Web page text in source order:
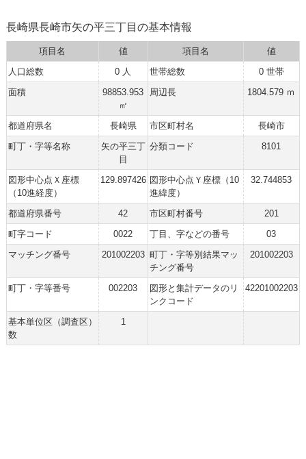
長崎県長崎市矢の平三丁目の基本情報
項目名 値 項目名
値
人口総数
0 人 世帯総数
0 世帯
面積
98853.953
㎡
周辺長 1804.579 ｍ
都道府県名 長崎県 市区町村名
長崎市
町丁・字等名称
矢の平三丁
目
分類コード 8101
図形中心点Ｘ座標
（10進経度）
129.897426 図形中心点Ｙ座標（10
進緯度）
32.744853
都道府県番号 42 市区町村番号
201
町字コード
0022 丁目、字などの番号
03
マッチング番号
201002203 町丁・字等別結果マッ
チング番号
201002203
町丁・字等番号 002203
図形と集計データのリ
ンクコード
42201002203
基本単位区（調査区）
数
1